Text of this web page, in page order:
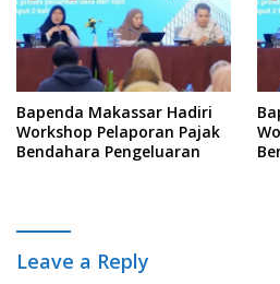
Bapenda Makassar Hadiri
Workshop Pelaporan Pajak
Bendahara Pengeluaran
Leave a Reply